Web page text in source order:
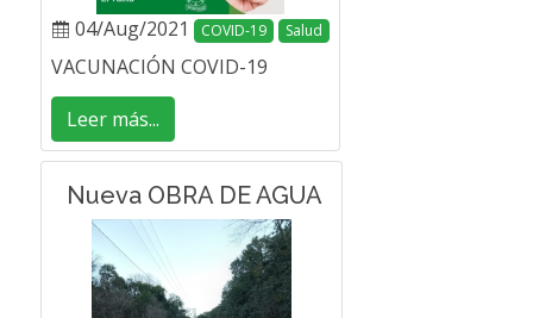
04/Aug/2021 COVID-19 Salud
VACUNACIÓN COVID-19
Leer más...
Nueva OBRA DE AGUA